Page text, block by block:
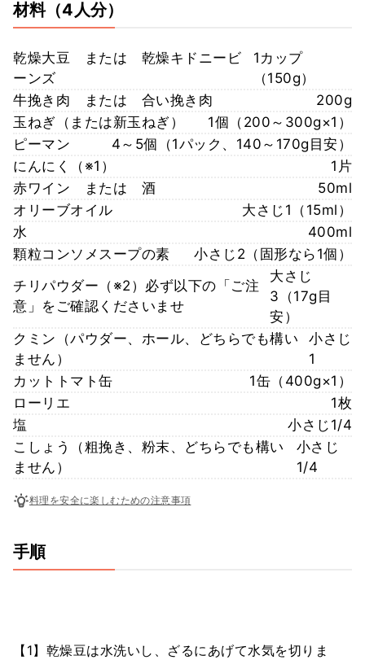
材料（4人分）
乾燥大豆 または 乾燥キドニービ
ーンズ
1カップ
（150g）
牛挽き肉 または 合い挽き肉
200g
玉ねぎ（または新玉ねぎ）
1個（200～300g×1）
ピーマン
4～5個（1パック、140～170g目安）
にんにく（※1）
1片
赤ワイン または 酒
50ml
オリーブオイル
大さじ1（15ml）
水
400ml
顆粒コンソメスープの素
小さじ2（固形なら1個）
チリパウダー（※2）必ず以下の「ご注
意」をご確認くださいませ
大さじ
3（17g目
安）
クミン（パウダー、ホール、どちらでも構い
ません）
小さじ
1
カットトマト缶
1缶（400g×1）
ローリエ
1枚
塩
小さじ1/4
こしょう（粗挽き、粉末、どちらでも構い
ません）
小さじ
1/4
料理を安全に楽しむための注意事項
手順
【1】乾燥豆は水洗いし、ざるにあげて水気を切りま